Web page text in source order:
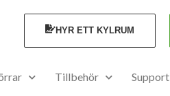
HYR ETT KYLRUM
Tillbehör Support